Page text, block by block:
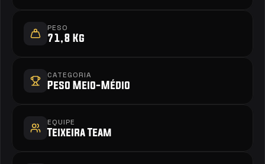
PESO
71,8 Kg
CATEGORIA
Peso Meio-Médio
EQUIPE
Teixeira Team